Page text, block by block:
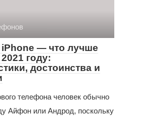
— что лучше
году:
достоинства и
телефона человек обычно
Айфон или Андрод, поскольку